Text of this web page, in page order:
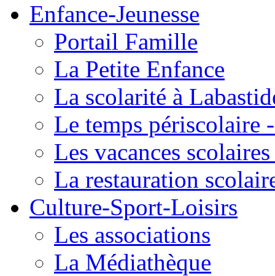
Enfance-Jeunesse
Portail Famille
La Petite Enfance
La scolarité à
Le temps périscolaire
Les vacances
La restauration
Culture-Sport-Loisirs
Les associations
La Médiathèque